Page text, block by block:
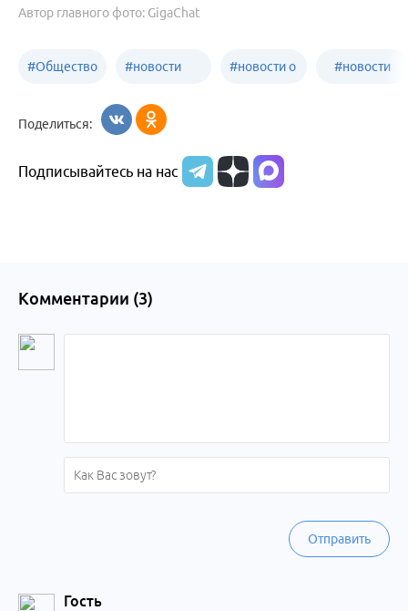
Автор главного фото: GigaChat
#Общество #новости
образования
#новости о
Алтайского
#новости
Поделиться:
Подписывайтесь на нас
Комментарии (3)
Отправить
Гость